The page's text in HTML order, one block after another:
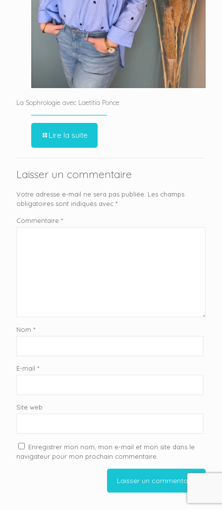
La Sophrologie avec Laetitia Ponce
Lire la suite
Laisser un commentaire
Votre adresse e-mail ne sera pas publiée. Les champs
obligatoires sont indiqués avec *
Commentaire *
Nom *
E-mail *
Site web
Enregistrer mon nom, mon e-mail et mon site dans le
navigateur pour mon prochain commentaire.